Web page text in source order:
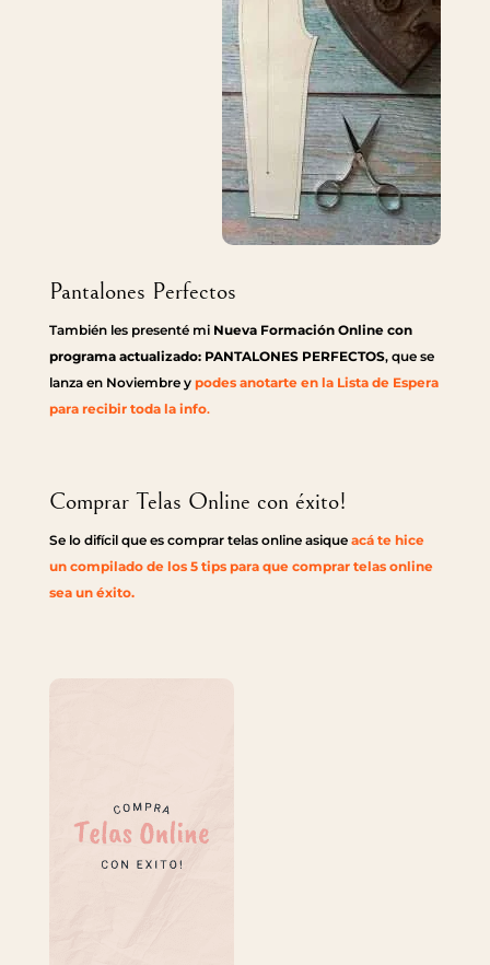
Pantalones Perfectos
También les presenté mi Nueva Formación Online con
programa actualizado: PANTALONES PERFECTOS, que se
lanza en Noviembre y podes anotarte en la Lista de Espera
para recibir toda la info.
Comprar Telas Online con éxito!
Se lo difícil que es comprar telas online asique acá te hice
un compilado de los 5 tips para que comprar telas online
sea un éxito.